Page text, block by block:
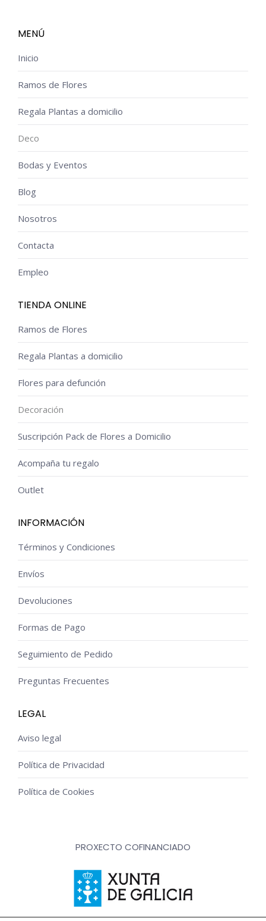
MENÚ
Inicio
Ramos de Flores
Regala Plantas a domicilio
Deco
Bodas y Eventos
Blog
Nosotros
Contacta
Empleo
TIENDA ONLINE
Ramos de Flores
Regala Plantas a domicilio
Flores para defunción
Decoración
Suscripción Pack de Flores a Domicilio
Acompaña tu regalo
Outlet
INFORMACIÓN
Términos y Condiciones
Envíos
Devoluciones
Formas de Pago
Seguimiento de Pedido
Preguntas Frecuentes
LEGAL
Aviso legal
Política de Privacidad
Política de Cookies
PROXECTO COFINANCIADO